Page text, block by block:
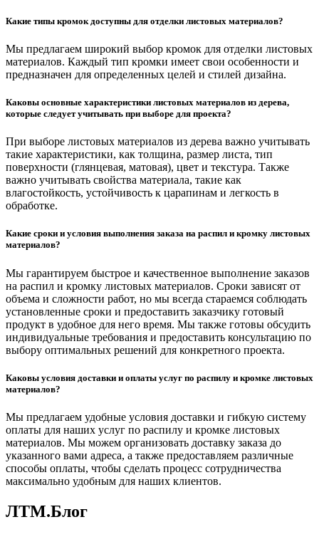
Какие типы кромок доступны для отделки листовых материалов?
Мы предлагаем широкий выбор кромок для отделки листовых
материалов. Каждый тип кромки имеет свои особенности и
предназначен для определенных целей и стилей дизайна.
Каковы основные характеристики листовых материалов из дерева,
которые следует учитывать при выборе для проекта?
При выборе листовых материалов из дерева важно учитывать
такие характеристики, как толщина, размер листа, тип
поверхности (глянцевая, матовая), цвет и текстура. Также
важно учитывать свойства материала, такие как
влагостойкость, устойчивость к царапинам и легкость в
обработке.
Какие сроки и условия выполнения заказа на распил и кромку листовых
материалов?
Мы гарантируем быстрое и качественное выполнение заказов
на распил и кромку листовых материалов. Сроки зависят от
объема и сложности работ, но мы всегда стараемся соблюдать
установленные сроки и предоставить заказчику готовый
продукт в удобное для него время. Мы также готовы обсудить
индивидуальные требования и предоставить консультацию по
выбору оптимальных решений для конкретного проекта.
Каковы условия доставки и оплаты услуг по распилу и кромке листовых
материалов?
Мы предлагаем удобные условия доставки и гибкую систему
оплаты для наших услуг по распилу и кромке листовых
материалов. Мы можем организовать доставку заказа до
указанного вами адреса, а также предоставляем различные
способы оплаты, чтобы сделать процесс сотрудничества
максимально удобным для наших клиентов.
ЛТМ.Блог